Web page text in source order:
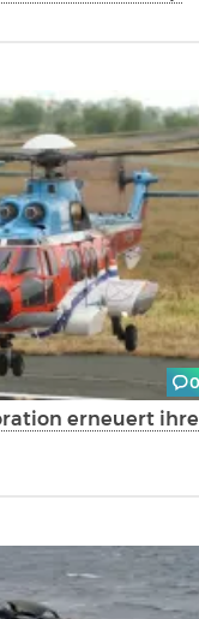
erneuert ihre